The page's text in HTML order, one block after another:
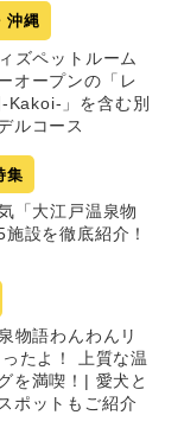
沖縄
ズペットルーム
オープンの「レ
Kakoi-」を含む別
ルコース
集
「大江戸温泉物
設を徹底紹介！
物語わんわんリ
たよ！ 上質な温
を満喫！| 愛犬と
ポットもご紹介